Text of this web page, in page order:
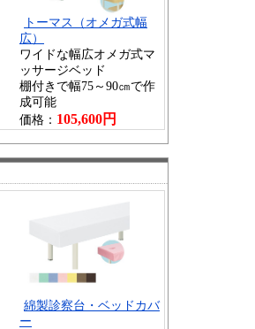
トーマス（オメガ式幅
広）
ワイドな幅広オメガ式マ
ッサージベッド
棚付きで幅75～90㎝で作
成可能
価格： 105,600円
綿製診察台・ベッドカバ
ー